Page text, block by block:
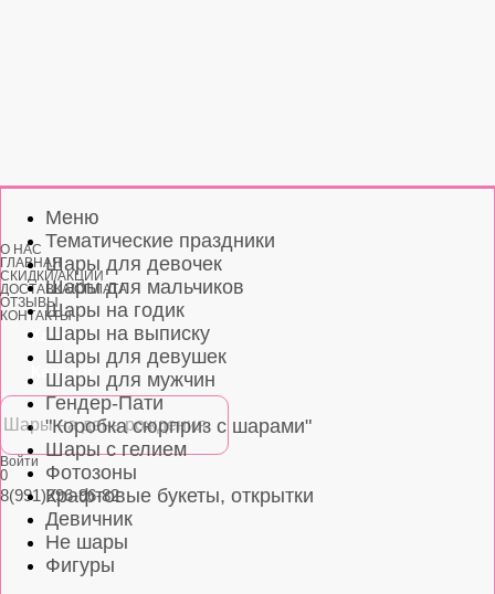
О НАС
ГЛАВНАЯ
СКИДКИ/АКЦИИ
ДОСТАВКА/ОПЛАТА
ОТЗЫВЫ
КОНТАКТЫ
Каталог
Каталог
Войти
0
8(991)296-96-82
Меню
Тематические праздники
Шары для девочек
Шары для мальчиков
Шары на годик
Шары на выписку
Шары для девушек
Шары для мужчин
Гендер-Пати
"Коробка сюрприз с шарами"
Шары с гелием
Фотозоны
Крафтовые букеты, открытки
Девичник
Не шары
Фигуры